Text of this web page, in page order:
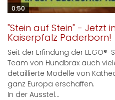
0:50
"Stein auf Stein" - Jetzt
Kaiserpfalz Paderborn!
Seit der Erfindung der
Team von Hundbrax auch
detaillierte Modelle von
ganz Europa erschaffen.
In der Ausstel...